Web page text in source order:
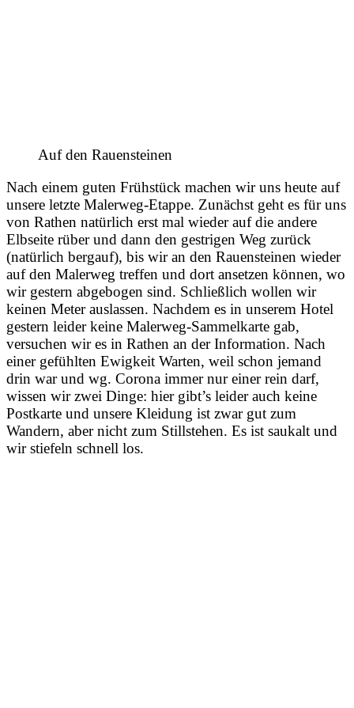
Auf den Rauensteinen
Nach einem guten Frühstück machen wir uns heute auf
unsere letzte Malerweg-Etappe. Zunächst geht es für uns
von Rathen natürlich erst mal wieder auf die andere
Elbseite rüber und dann den gestrigen Weg zurück
(natürlich bergauf), bis wir an den Rauensteinen wieder
auf den Malerweg treffen und dort ansetzen können, wo
wir gestern abgebogen sind. Schließlich wollen wir
keinen Meter auslassen. Nachdem es in unserem Hotel
gestern leider keine Malerweg-Sammelkarte gab,
versuchen wir es in Rathen an der Information. Nach
einer gefühlten Ewigkeit Warten, weil schon jemand
drin war und wg. Corona immer nur einer rein darf,
wissen wir zwei Dinge: hier gibt’s leider auch keine
Postkarte und unsere Kleidung ist zwar gut zum
Wandern, aber nicht zum Stillstehen. Es ist saukalt und
wir stiefeln schnell los.